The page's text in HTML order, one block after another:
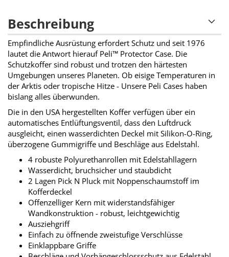
Beschreibung
Empfindliche Ausrüstung erfordert Schutz und seit 1976
lautet die Antwort hierauf Peli™ Protector Case. Die
Schutzkoffer sind robust und trotzen den härtesten
Umgebungen unseres Planeten. Ob eisige Temperaturen in
der Arktis oder tropische Hitze - Unsere Peli Cases haben
bislang alles überwunden.
Die in den USA hergestellten Koffer verfügen über ein
automatisches Entlüftungsventil, dass den Luftdruck
ausgleicht, einen wasserdichten Deckel mit Silikon-O-Ring,
überzogene Gummigriffe und Beschläge aus Edelstahl.
4 robuste Polyurethanrollen mit Edelstahllagern
Wasserdicht, bruchsicher und staubdicht
2 Lagen Pick N Pluck mit Noppenschaumstoff im
Kofferdeckel
Offenzelliger Kern mit widerstandsfähiger
Wandkonstruktion - robust, leichtgewichtig
Ausziehgriff
Einfach zu öffnende zweistufige Verschlüsse
Einklappbare Griffe